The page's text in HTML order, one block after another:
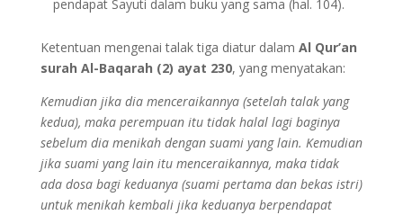
pendapat Sayuti dalam buku yang sama (hal. 104).
Ketentuan mengenai talak tiga diatur dalam Al Qur’an
surah Al-Baqarah (2) ayat 230, yang menyatakan:
Kemudian jika dia menceraikannya (setelah talak yang
kedua), maka perempuan itu tidak halal lagi baginya
sebelum dia menikah dengan suami yang lain. Kemudian
jika suami yang lain itu menceraikannya, maka tidak
ada dosa bagi keduanya (suami pertama dan bekas istri)
untuk menikah kembali jika keduanya berpendapat